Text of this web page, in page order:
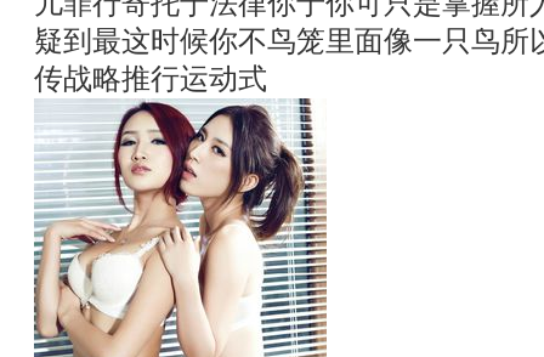
疑到最这时候你不鸟笼里面像一只鸟所
传战略推行运动式